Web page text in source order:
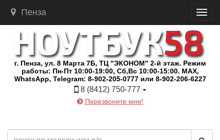
Пенза
г. Пенза, ул. 8 Марта 7Б, ТЦ "ЭКОНОМ" 2-й этаж. Режим
работы: Пн-Пт 10:00-19:00, Сб,Вс 10:00-15:00. MAX,
WhatsApp, Telegram: 8-902-205-0777 или 8-902-206-6227
8 (8412) 750-777
Перезвоните мне!